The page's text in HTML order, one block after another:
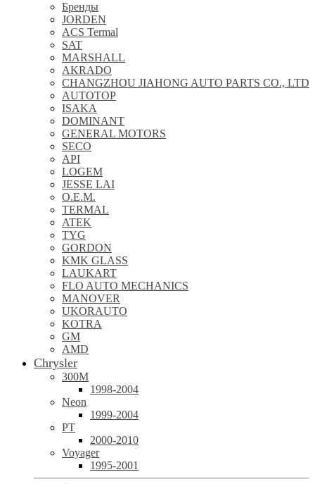
Бренды
JORDEN
ACS Termal
SAT
MARSHALL
AKRADO
CHANGZHOU JIAHONG AUTO PARTS CO., LTD
AUTOTOP
ISAKA
DOMINANT
GENERAL MOTORS
SECO
API
LOGEM
JESSE LAI
O.E.M.
TERMAL
ATEK
TYG
GORDON
KMK GLASS
LAUKART
FLO AUTO MECHANICS
MANOVER
UKORAUTO
KOTRA
GM
AMD
Chrysler
300M
1998-2004
Neon
1999-2004
PT
2000-2010
Voyager
1995-2001